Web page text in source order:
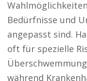
Bedürfnisse und
angepasst sind.
oft für spezielle
während